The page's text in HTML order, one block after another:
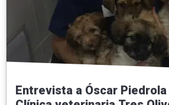
Entrevista a Óscar